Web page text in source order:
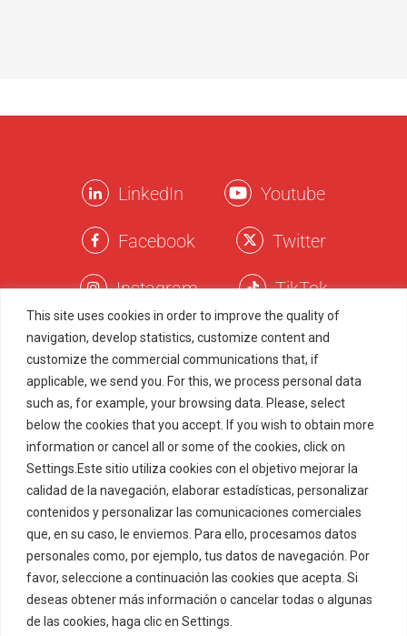
This site uses cookies in order to improve the quality of
navigation, develop statistics, customize content and
customize the commercial communications that, if
applicable, we send you. For this, we process personal data
such as, for example, your browsing data. Please, select
below the cookies that you accept. If you wish to obtain more
information or cancel all or some of the cookies, click on
Settings.Este sitio utiliza cookies con el objetivo mejorar la
calidad de la navegación, elaborar estadísticas, personalizar
contenidos y personalizar las comunicaciones comerciales
que, en su caso, le enviemos. Para ello, procesamos datos
personales como, por ejemplo, tus datos de navegación. Por
favor, seleccione a continuación las cookies que acepta. Si
deseas obtener más información o cancelar todas o algunas
de las cookies, haga clic en Settings.
LinkedIn Youtube
Facebook Twitter
Instagram TikTok
Términos Legales
Política de Privacidad
Política de Cookies
Marcas Registradas
Juego Responsable
Menu
Item
© 2022-2026 ZITRO TECHNOLOGIES, S.L.U. All rights
reserved.
Northlink Business Centre, Level 2, Burmarrad Road,
NAXXAR, NXR 6345, Malta, is licenced by the Malta Gaming
Authority under the corporate group critical gaming supply
MGA/CRP/285/2014 for Type 1 Gaming Services.